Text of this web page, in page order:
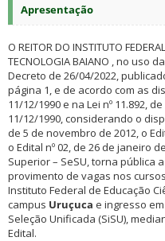
Apresentação
O REITOR DO INSTITUTO
TECNOLOGIA BAIANO , no uso
Decreto de 26/04/2022,
página 1, e de acordo com as
11/12/1990 e na Lei nº 11.892,
11/12/1990, considerando o
de 5 de novembro de 2012, o
o Edital nº 02, de 26 de janeiro
Superior – SeSU, torna pública
provimento de vagas nos
Instituto Federal de Educação
campus Uruçuca e ingresso
Seleção Unificada (SiSU),
Edital.